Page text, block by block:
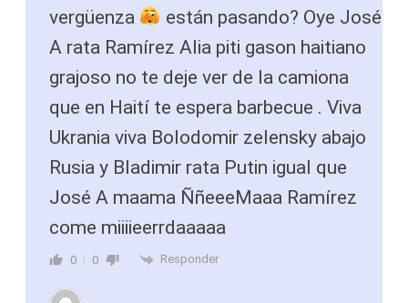
vergüenza
están pasando? Oye José
A rata Ramírez Alia piti gason haitiano
grajoso no te deje ver de la camiona
que en Haití te espera barbecue . Viva
Ukrania viva Bolodomir zelensky abajo
Rusia y Bladimir rata Putin igual que
José A maama ÑñeeeMaaa Ramírez
come miiiieerrdaaaaa
0 0 Responder